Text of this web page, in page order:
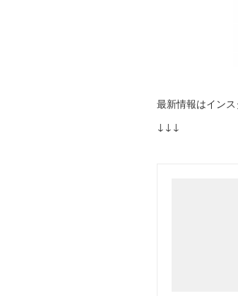
最新情報はイン
↓↓↓